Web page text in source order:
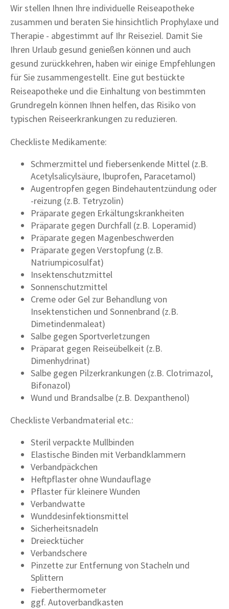
Wir stellen Ihnen Ihre individuelle Reiseapotheke
zusammen und beraten Sie hinsichtlich Prophylaxe und
Therapie - abgestimmt auf Ihr Reiseziel. Damit Sie
Ihren Urlaub gesund genießen können und auch
gesund zurückkehren, haben wir einige Empfehlungen
für Sie zusammengestellt. Eine gut bestückte
Reiseapotheke und die Einhaltung von bestimmten
Grundregeln können Ihnen helfen, das Risiko von
typischen Reiseerkrankungen zu reduzieren.
Checkliste Medikamente:
Schmerzmittel und fiebersenkende Mittel (z.B.
Acetylsalicylsäure, Ibuprofen, Paracetamol)
Augentropfen gegen Bindehautentzündung oder
-reizung (z.B. Tetryzolin)
Präparate gegen Erkältungskrankheiten
Präparate gegen Durchfall (z.B. Loperamid)
Präparate gegen Magenbeschwerden
Präparate gegen Verstopfung (z.B.
Natriumpicosulfat)
Insektenschutzmittel
Sonnenschutzmittel
Creme oder Gel zur Behandlung von
Insektenstichen und Sonnenbrand (z.B.
Dimetindenmaleat)
Salbe gegen Sportverletzungen
Präparat gegen Reiseübelkeit (z.B.
Dimenhydrinat)
Salbe gegen Pilzerkrankungen (z.B. Clotrimazol,
Bifonazol)
Wund und Brandsalbe (z.B. Dexpanthenol)
Checkliste Verbandmaterial etc.:
Steril verpackte Mullbinden
Elastische Binden mit Verbandklammern
Verbandpäckchen
Heftpflaster ohne Wundauflage
Pflaster für kleinere Wunden
Verbandwatte
Wunddesinfektionsmittel
Sicherheitsnadeln
Dreiecktücher
Verbandschere
Pinzette zur Entfernung von Stacheln und
Splittern
Fieberthermometer
ggf. Autoverbandkasten